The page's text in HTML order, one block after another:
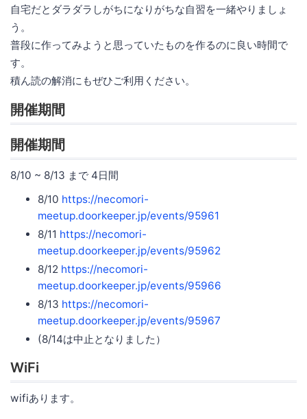
自宅だとダラダラしがちになりがちな自習を一緒やりましょ
う。
普段に作ってみようと思っていたものを作るのに良い時間で
す。
積ん読の解消にもぜひご利用ください。
開催期間
開催期間
8/10 ~ 8/13 まで 4日間
8/10 https://necomori-
meetup.doorkeeper.jp/events/95961
8/11 https://necomori-
meetup.doorkeeper.jp/events/95962
8/12 https://necomori-
meetup.doorkeeper.jp/events/95966
8/13 https://necomori-
meetup.doorkeeper.jp/events/95967
(8/14は中止となりました）
WiFi
wifiあります。